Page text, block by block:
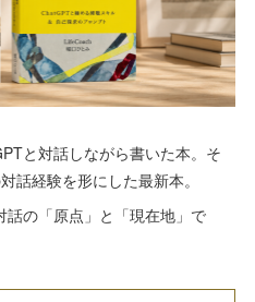
と対話しながら書いた本。そ
話経験を形にした最新本。
話の「原点」と「現在地」で